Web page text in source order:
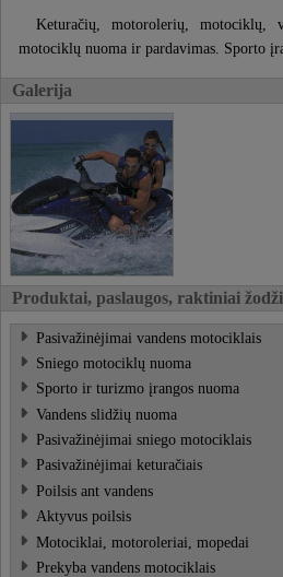
Keturačių, motorolerių, motociklų,
motociklų nuoma ir pardavimas. Sporto
Galerija
Produktai, paslaugos, raktiniai
Pasivažinėjimai vandens motociklais
Sniego motociklų nuoma
Sporto ir turizmo įrangos nuoma
Vandens slidžių nuoma
Pasivažinėjimai sniego motociklais
Pasivažinėjimai keturačiais
Poilsis ant vandens
Aktyvus poilsis
Motociklai, motoroleriai, mopedai
Prekyba vandens motociklais